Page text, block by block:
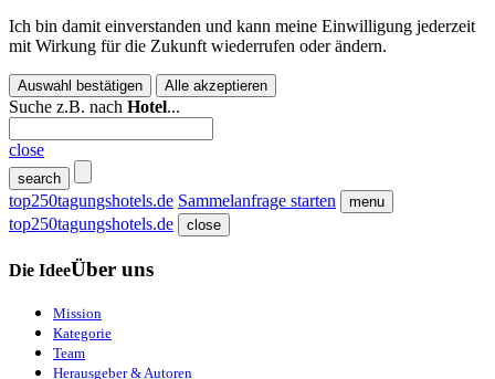
Ich bin damit einverstanden und kann meine Einwilligung jederzeit
mit Wirkung für die Zukunft wiederrufen oder ändern.
Auswahl bestätigen Alle akzeptieren
Suche z.B. nach Hotel...
close
search
top250tagungshotels.de Sammelanfrage starten menu
top250tagungshotels.de close
Die IdeeÜber uns
Mission
Kategorie
Team
Herausgeber & Autoren